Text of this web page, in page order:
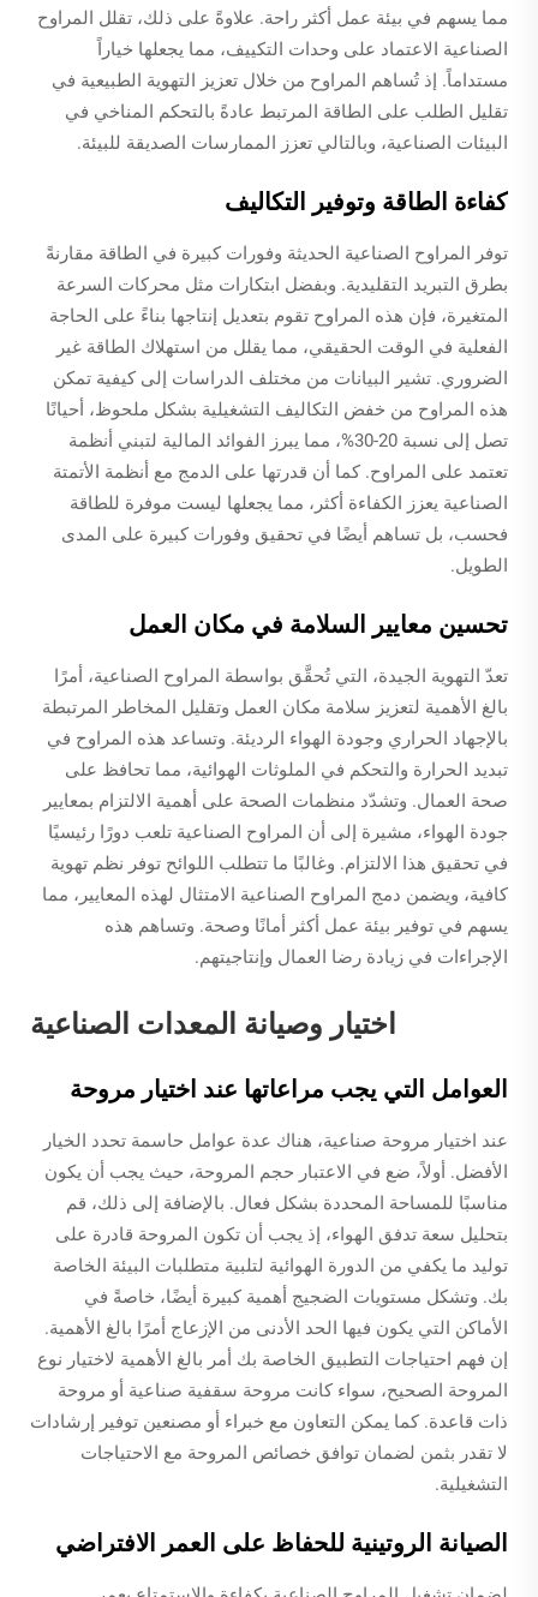
مما يسهم في بيئة عمل أكثر راحة. علاوةً على ذلك، تقلل المراوح
الصناعية الاعتماد على وحدات التكييف، مما يجعلها خياراً
مستداماً. إذ تُساهم المراوح من خلال تعزيز التهوية الطبيعية في
تقليل الطلب على الطاقة المرتبط عادةً بالتحكم المناخي في
البيئات الصناعية، وبالتالي تعزز الممارسات الصديقة للبيئة.
كفاءة الطاقة وتوفير التكاليف
توفر المراوح الصناعية الحديثة وفورات كبيرة في الطاقة مقارنةً
بطرق التبريد التقليدية. وبفضل ابتكارات مثل محركات السرعة
المتغيرة، فإن هذه المراوح تقوم بتعديل إنتاجها بناءً على الحاجة
الفعلية في الوقت الحقيقي، مما يقلل من استهلاك الطاقة غير
الضروري. تشير البيانات من مختلف الدراسات إلى كيفية تمكن
هذه المراوح من خفض التكاليف التشغيلية بشكل ملحوظ، أحيانًا
تصل إلى نسبة 20-30%، مما يبرز الفوائد المالية لتبني أنظمة
تعتمد على المراوح. كما أن قدرتها على الدمج مع أنظمة الأتمتة
الصناعية يعزز الكفاءة أكثر، مما يجعلها ليست موفرة للطاقة
فحسب، بل تساهم أيضًا في تحقيق وفورات كبيرة على المدى
الطويل.
تحسين معايير السلامة في مكان العمل
تعدّ التهوية الجيدة، التي تُحقَّق بواسطة المراوح الصناعية، أمرًا
بالغ الأهمية لتعزيز سلامة مكان العمل وتقليل المخاطر المرتبطة
بالإجهاد الحراري وجودة الهواء الرديئة. وتساعد هذه المراوح في
تبديد الحرارة والتحكم في الملوثات الهوائية، مما تحافظ على
صحة العمال. وتشدّد منظمات الصحة على أهمية الالتزام بمعايير
جودة الهواء، مشيرة إلى أن المراوح الصناعية تلعب دورًا رئيسيًا
في تحقيق هذا الالتزام. وغالبًا ما تتطلب اللوائح توفر نظم تهوية
كافية، ويضمن دمج المراوح الصناعية الامتثال لهذه المعايير، مما
يسهم في توفير بيئة عمل أكثر أمانًا وصحة. وتساهم هذه
الإجراءات في زيادة رضا العمال وإنتاجيتهم.
اختيار وصيانة المعدات الصناعية
العوامل التي يجب مراعاتها عند اختيار مروحة
عند اختيار مروحة صناعية، هناك عدة عوامل حاسمة تحدد الخيار
الأفضل. أولاً، ضع في الاعتبار حجم المروحة، حيث يجب أن يكون
مناسبًا للمساحة المحددة بشكل فعال. بالإضافة إلى ذلك، قم
بتحليل سعة تدفق الهواء، إذ يجب أن تكون المروحة قادرة على
توليد ما يكفي من الدورة الهوائية لتلبية متطلبات البيئة الخاصة
بك. وتشكل مستويات الضجيج أهمية كبيرة أيضًا، خاصةً في
الأماكن التي يكون فيها الحد الأدنى من الإزعاج أمرًا بالغ الأهمية.
إن فهم احتياجات التطبيق الخاصة بك أمر بالغ الأهمية لاختيار نوع
المروحة الصحيح، سواء كانت مروحة سقفية صناعية أو مروحة
ذات قاعدة. كما يمكن التعاون مع خبراء أو مصنعين توفير إرشادات
لا تقدر بثمن لضمان توافق خصائص المروحة مع الاحتياجات
التشغيلية.
الصيانة الروتينية للحفاظ على العمر الافتراضي